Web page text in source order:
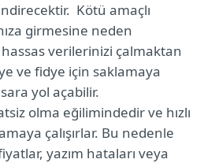
Kötü amaçlı
girmesine neden
verilerinizi çalmaktan
ve fidye için saklamaya
yol açabilir.
olma eğilimindedir ve hızlı
çalışırlar. Bu nedenle
yazım hataları veya